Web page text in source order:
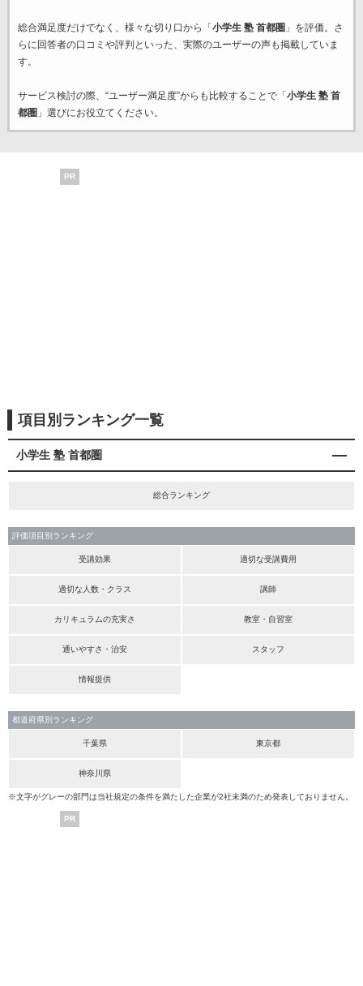
総合満足度だけでなく、様々な切り口から「 小学生 塾 首都圏 」を評価。さ
らに回答者の口コミや評判といった、実際のユーザーの声も掲載していま
す。
サービス検討の際、“ユーザー満足度”からも比較することで「 小学生 塾 首
都圏 」選びにお役立てください。
PR
項目別ランキング一覧
小学生 塾 首都圏
総合ランキング
評価項目別ランキング
受講効果 適切な受講費用
適切な人数・クラス 講師
カリキュラムの充実さ 教室・自習室
通いやすさ・治安 スタッフ
情報提供
都道府県別ランキング
千葉県 東京都
神奈川県
※文字がグレーの部門は当社規定の条件を満たした企業が2社未満のため発表しておりません。
PR